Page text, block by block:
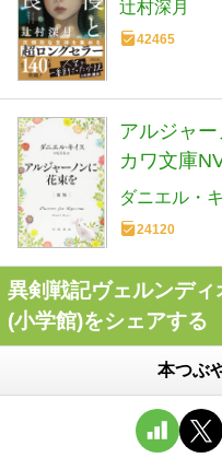
辻村深月
42465
アルジャ
カワ文庫
ダニエル・
24120
異剣戦記ヴェルンデ
(小学館)をシェアする
本つぶ